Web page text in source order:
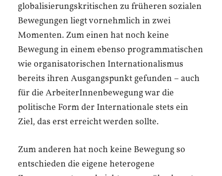
globalisierungs­kritischen zu früheren sozialen
Bewegungen liegt vornehmlich in zwei
Momenten. Zum einen hat noch keine
Bewegung in einem ebenso programmatischen
wie organisatorischen Internationalismus
bereits ihren Ausgangspunkt gefunden – auch
für die ArbeiterInnen­bewegung war die
politische Form der Internationale stets ein
Ziel, das erst erreicht werden sollte.
Zum anderen hat noch keine Bewegung so
entschieden die eigene heterogene